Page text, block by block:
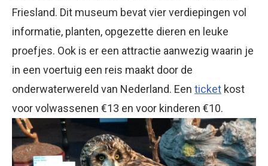
Friesland. Dit museum bevat vier verdiepingen vol
informatie, planten, opgezette dieren en leuke
proefjes. Ook is er een attractie aanwezig waarin je
in een voertuig een reis maakt door de
onderwaterwereld van Nederland. Een ticket kost
voor volwassenen €13 en voor kinderen €10.